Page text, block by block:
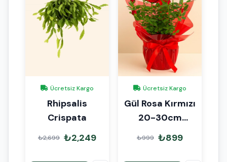
Ücretsiz Kargo
Rhipsalis
Crispata
₺2,699 ₺2,249
Ücretsiz Kargo
Gül Rosa Kırmızı
20-30cm
Hediye Paketli
₺999 ₺899